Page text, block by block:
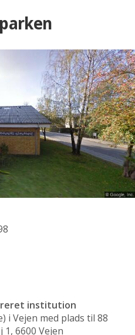
institution
i Vejen med plads til 88
1, 6600 Vejen